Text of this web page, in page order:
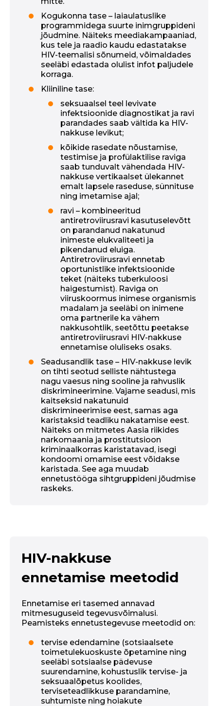
Kogukonna tase – laiaulatuslike
programmidega suurte inimgruppideni
jõudmine. Näiteks meediakampaaniad,
kus tele ja raadio kaudu edastatakse
HIV-teemalisi sõnumeid, võimaldades
seeläbi edastada olulist infot paljudele
korraga.
Kliiniline tase:
seksuaalsel teel levivate
infektsioonide diagnostikat ja ravi
parandades saab vältida ka HIV-
nakkuse levikut;
kõikide rasedate nõustamise,
testimise ja profülaktilise raviga
saab tunduvalt vähendada HIV-
nakkuse vertikaalset ülekannet
emalt lapsele raseduse, sünnituse
ning imetamise ajal;
ravi – kombineeritud
antiretroviirusravi kasutuselevõtt
on parandanud nakatunud
inimeste elukvaliteeti ja
pikendanud eluiga.
Antiretroviirusravi ennetab
oportunistlike infektsioonide
teket (näiteks tuberkuloosi
haigestumist). Raviga on
viiruskoormus inimese organismis
madalam ja seeläbi on inimene
oma partnerile ka vähem
nakkusohtlik, seetõttu peetakse
antiretroviirusravi HIV-nakkuse
ennetamise oluliseks osaks.
Seadusandlik tase – HIV-nakkuse levik
on tihti seotud selliste nähtustega
nagu vaesus ning sooline ja rahvuslik
diskrimineerimine. Vajame seadusi, mis
kaitseksid nakatunuid
diskrimineerimise eest, samas aga
karistaksid teadliku nakatamise eest.
Näiteks on mitmetes Aasia riikides
narkomaania ja prostitutsioon
kriminaalkorras karistatavad, isegi
kondoomi omamise eest võidakse
karistada. See aga muudab
ennetustööga sihtgruppideni jõudmise
raskeks.
HIV-nakkuse
ennetamise meetodid
Ennetamise eri tasemed annavad
mitmesuguseid tegevusvõimalusi.
Peamisteks ennetustegevuse meetodid on:
tervise edendamine (sotsiaalsete
toimetulekuoskuste õpetamine ning
seeläbi sotsiaalse pädevuse
suurendamine, kohustuslik tervise- ja
seksuaalõpetus koolides,
terviseteadlikkuse parandamine,
suhtumiste ning hoiakute